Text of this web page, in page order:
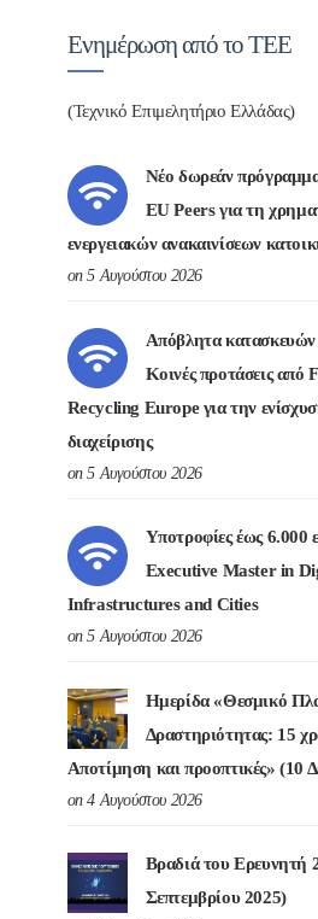
Ενημέρωση από το ΤΕΕ
(Τεχνικό Επιμελητήριο Ελλάδας)
Νέο δωρεάν
EU Peers για τη
ενεργειακών ανακαινίσεων
on 5 Αυγούστου 2026
Απόβλητα κατασκευών
Κοινές προτάσεις από
Recycling Europe για την
διαχείρισης
on 5 Αυγούστου 2026
Υποτροφίες έως 6.000
Executive Master in
Infrastructures and Cities
on 5 Αυγούστου 2026
Ημερίδα «Θεσμικό
Δραστηριότητας: 15
Αποτίμηση και προοπτικές» (10
on 4 Αυγούστου 2026
Βραδιά του Ερευνητή
Σεπτεμβρίου 2025)